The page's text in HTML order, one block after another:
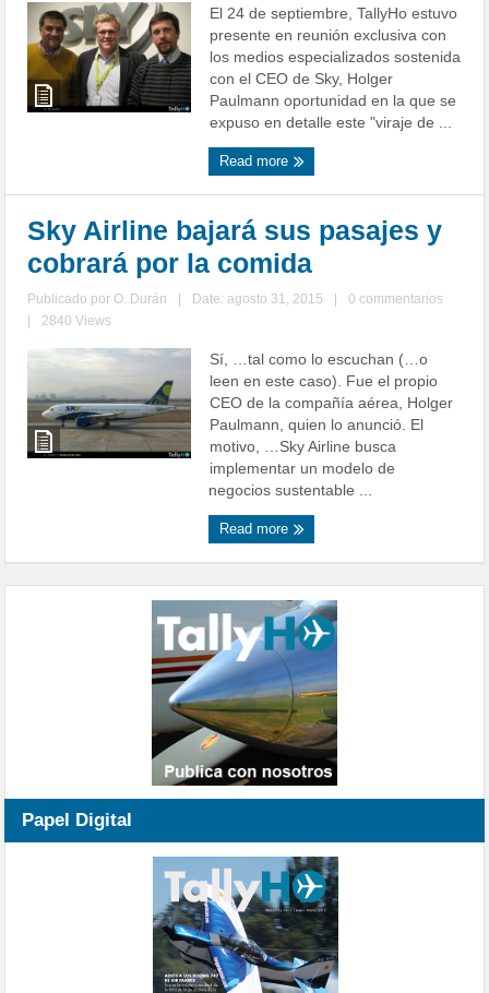
El 24 de septiembre, TallyHo estuvo
presente en reunión exclusiva con
los medios especializados sostenida
con el CEO de Sky, Holger
Paulmann oportunidad en la que se
expuso en detalle este "viraje de ...
Read more
Sky Airline bajará sus pasajes y
cobrará por la comida
Publicado porO. Durán Date: agosto 31, 2015
0 commentarios
2840 Views
Sí, …tal como lo escuchan (…o
leen en este caso). Fue el propio
CEO de la compañía aérea, Holger
Paulmann, quien lo anunció. El
motivo, …Sky Airline busca
implementar un modelo de
negocios sustentable ...
Read more
Papel Digital